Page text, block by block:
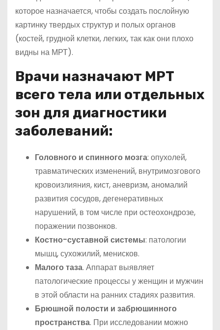
которое назначается, чтобы создать послойную
картинку твердых структур и полых органов
(костей, грудной клетки, легких, так как они плохо
видны на МРТ).
Врачи назначают МРТ
всего тела или отдельных
зон для диагностики
заболеваний:
Головного и спинного мозга: опухолей,
травматических изменений, внутримозгового
кровоизлияния, кист, аневризм, аномалий
развития сосудов, дегенеративных
нарушений, в том числе при остеохондрозе,
поражении позвонков.
Костно-суставной системы: патологии
мышц, сухожилий, менисков.
Малого таза. Аппарат выявляет
патологические процессы у женщин и мужчин
в этой области на ранних стадиях развития.
Брюшной полости и забрюшинного
пространства. При исследовании можно